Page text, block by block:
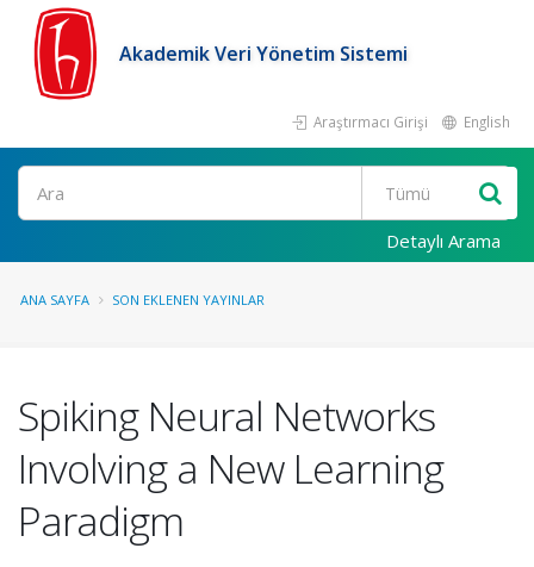
Akademik Veri Yönetim Sistemi
Araştırmacı Girişi English
Ara
Detaylı Arama
ANA SAYFA SON EKLENEN YAYINLAR
Spiking Neural Networks
Involving a New Learning
Paradigm